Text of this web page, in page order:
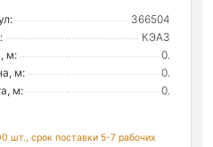
366504
КЭАЗ
м:
0.
м:
0.
м:
0.
шт., срок поставки 5-7 рабочих